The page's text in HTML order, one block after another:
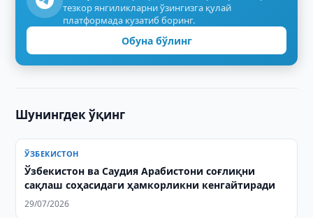
тезкор янгиликларни ўзингизга қулай
платформада кузатиб боринг.
Обуна бўлинг
Шунингдек ўқинг
ЎЗБЕКИСТОН
Ўзбекистон ва Саудия Арабистони соғлиқни
сақлаш соҳасидаги ҳамкорликни кенгайтиради
29/07/2026